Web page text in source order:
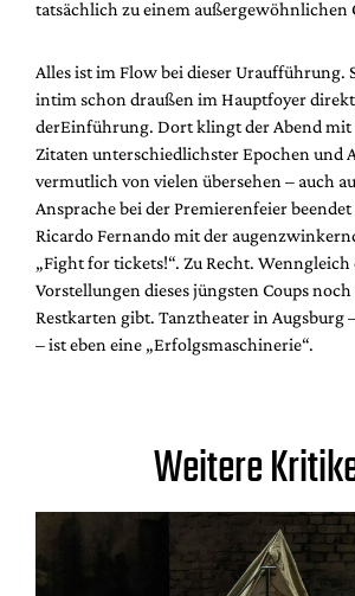
tatsächlich zu einem außergewöhnlichen
Alles ist im Flow bei dieser Uraufführung.
intim schon draußen im Hauptfoyer
derEinführung. Dort klingt der Abend mit
Zitaten unterschiedlichster Epochen und
vermutlich von vielen übersehen – auch
Ansprache bei der Premierenfeier
Ricardo Fernando mit der
„Fight for tickets!“. Zu Recht. Wenngleich
Vorstellungen dieses jüngsten Coups
Restkarten gibt. Tanztheater in Augsburg
– ist eben eine „Erfolgsmaschinerie“.
Weitere